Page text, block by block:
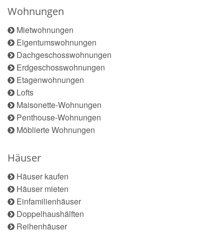
Wohnungen
Mietwohnungen
Eigentumswohnungen
Dachgeschosswohnungen
Erdgeschosswohnungen
Etagenwohnungen
Lofts
Maisonette-Wohnungen
Penthouse-Wohnungen
Möblierte Wohnungen
Häuser
Häuser kaufen
Häuser mieten
Einfamilienhäuser
Doppelhaushälften
Reihenhäuser